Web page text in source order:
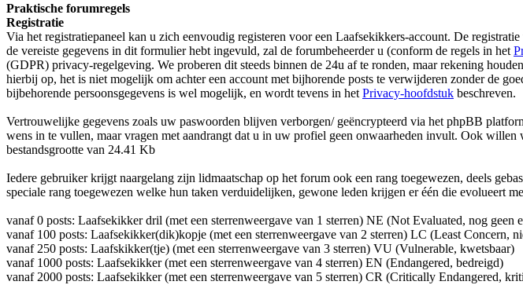
Praktische forumregels
Registratie
Via het registratiepaneel kan u zich eenvoudig registeren voor een Laafsekikkers-account. De
de vereiste gegevens in dit formulier hebt ingevuld, zal de forumbeheerder u (conform de regels in het
(GDPR) privacy-regelgeving. We proberen dit steeds binnen de 24u af te ronden, maar rekening
hierbij op, het is niet mogelijk om achter een account met bijhorende posts te verwijderen zonder de
bijbehorende persoonsgegevens is wel mogelijk, en wordt tevens in het Privacy-hoofdstuk beschreven.
Vertrouwelijke gegevens zoals uw paswoorden blijven verborgen/ geëncrypteerd via het phpBB
wens in te vullen, maar vragen met aandrangt dat u in uw profiel geen onwaarheden invult. Ook
bestandsgrootte van 24.41 Kb
Iedere gebruiker krijgt naargelang zijn lidmaatschap op het forum ook een rang toegewezen, deels
speciale rang toegewezen welke hun taken verduidelijken, gewone leden krijgen er één die evolueert
vanaf 0 posts: Laafsekikker dril (met een sterrenweergave van 1 sterren) NE (Not Evaluated, nog geen
vanaf 100 posts: Laafsekikker(dik)kopje (met een sterrenweergave van 2 sterren) LC (Least Concern,
vanaf 250 posts: Laafskikker(tje) (met een sterrenweergave van 3 sterren) VU (Vulnerable, kwetsbaar)
vanaf 1000 posts: Laafsekikker (met een sterrenweergave van 4 sterren) EN (Endangered, bedreigd)
vanaf 2000 posts: Laafsekikker (met een sterrenweergave van 5 sterren) CR (Critically Endangered,